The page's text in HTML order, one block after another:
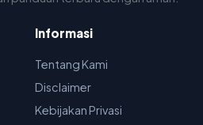
Informasi
Tentang Kami
Disclaimer
Kebijakan Privasi